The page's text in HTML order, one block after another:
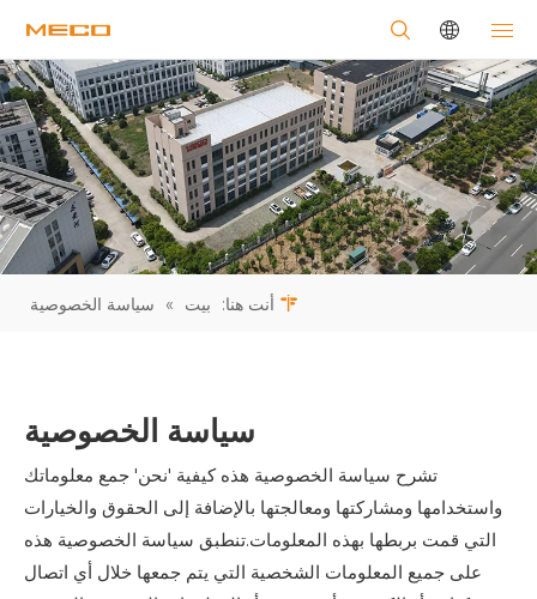
أنت هنا: بيت » سياسة الخصوصية
سياسة الخصوصية
تشرح سياسة الخصوصية هذه كيفية 'نحن' جمع معلوماتك
واستخدامها ومشاركتها ومعالجتها بالإضافة إلى الحقوق والخيارات
التي قمت بربطها بهذه المعلومات.تنطبق سياسة الخصوصية هذه
على جميع المعلومات الشخصية التي يتم جمعها خلال أي اتصال